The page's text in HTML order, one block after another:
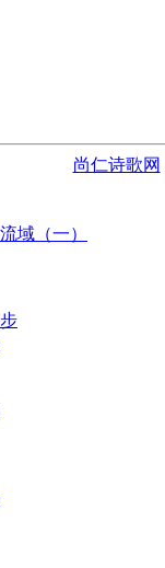
尚仁诗歌网
域（一）